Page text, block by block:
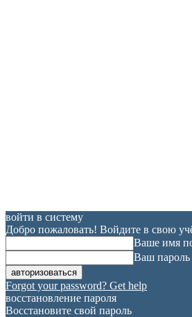
войти в систему
Добро пожаловать! Войдите в свою
Ваше имя
Ваш пароль
Forgot your password? Get help
восстановление пароля
Восстановите свой пароль